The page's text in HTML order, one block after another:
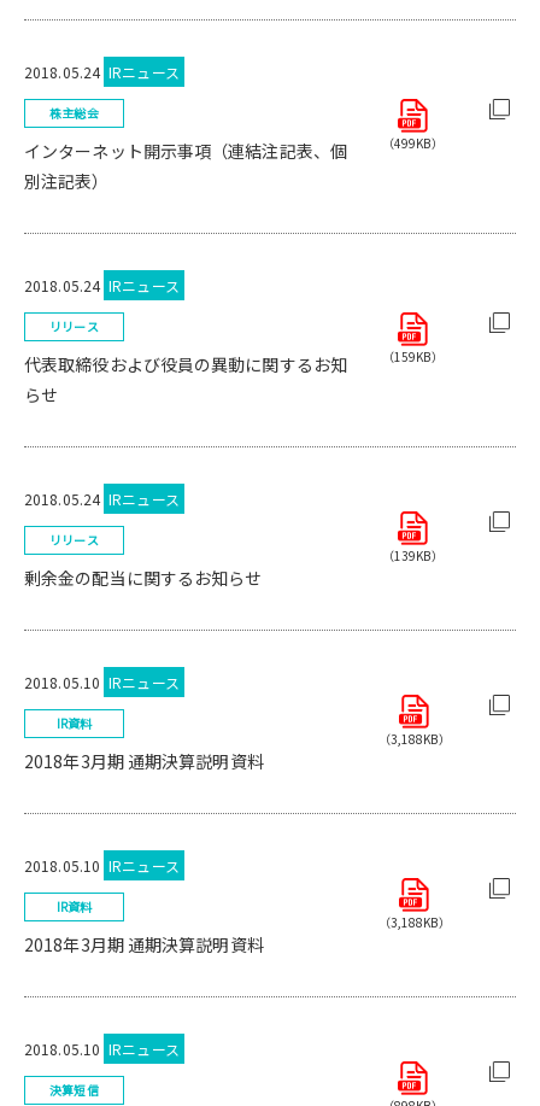
2018.05.24 IRニュース
株主総会
インターネット開示事項（連結注記表、個
別注記表）
（499KB）
2018.05.24 IRニュース
リリース
代表取締役および役員の異動に関するお知
らせ
（159KB）
2018.05.24 IRニュース
リリース
剰余金の配当に関するお知らせ
（139KB）
2018.05.10 IRニュース
IR資料
2018年3月期 通期決算説明資料
（3,188KB）
2018.05.10 IRニュース
IR資料
2018年3月期 通期決算説明資料
（3,188KB）
2018.05.10 IRニュース
決算短信